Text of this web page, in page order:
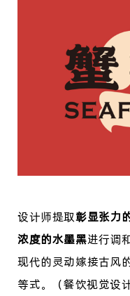
设计师提取彰显张力
浓度的水墨黑进行调
现代的灵动嫁接古风
等式。
（餐饮视觉设